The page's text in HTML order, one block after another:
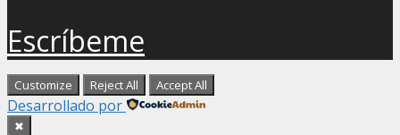
Escríbeme
Customize Reject All Accept All
Desarrollado por
✖